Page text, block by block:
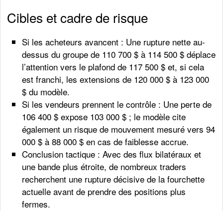
Cibles et cadre de risque
Si les acheteurs avancent : Une rupture nette au-
dessus du groupe de 110 700 $ à 114 500 $ déplace
l’attention vers le plafond de 117 500 $ et, si cela
est franchi, les extensions de 120 000 $ à 123 000
$ du modèle.
Si les vendeurs prennent le contrôle : Une perte de
106 400 $ expose 103 000 $ ; le modèle cite
également un risque de mouvement mesuré vers 94
000 $ à 88 000 $ en cas de faiblesse accrue.
Conclusion tactique : Avec des flux bilatéraux et
une bande plus étroite, de nombreux traders
recherchent une rupture décisive de la fourchette
actuelle avant de prendre des positions plus
fermes.